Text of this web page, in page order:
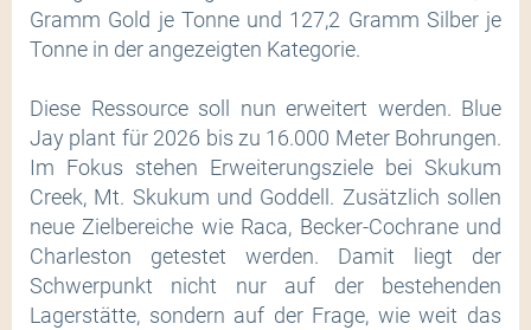
Gramm Gold je Tonne und 127,2 Gramm Silber je
Tonne in der angezeigten Kategorie.
Diese Ressource soll nun erweitert werden. Blue
Jay plant für 2026 bis zu 16.000 Meter Bohrungen.
Im Fokus stehen Erweiterungsziele bei Skukum
Creek, Mt. Skukum und Goddell. Zusätzlich sollen
neue Zielbereiche wie Raca, Becker-Cochrane und
Charleston getestet werden. Damit liegt der
Schwerpunkt nicht nur auf der bestehenden
Lagerstätte, sondern auf der Frage, wie weit das